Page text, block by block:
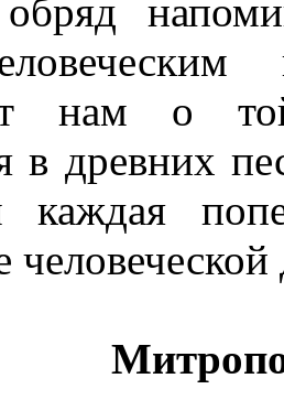
нам о
в древних
каждая